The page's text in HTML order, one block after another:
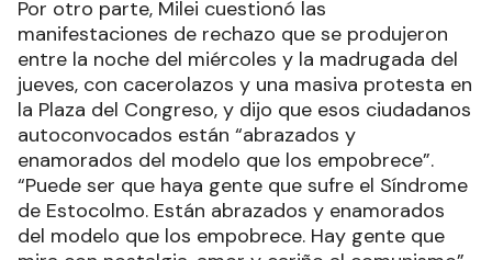
Por otro parte, Milei cuestionó las
manifestaciones de rechazo que se produjeron
entre la noche del miércoles y la madrugada del
jueves, con cacerolazos y una masiva protesta en
la Plaza del Congreso, y dijo que esos ciudadanos
autoconvocados están “abrazados y
enamorados del modelo que los empobrece”.
“Puede ser que haya gente que sufre el Síndrome
de Estocolmo. Están abrazados y enamorados
del modelo que los empobrece. Hay gente que